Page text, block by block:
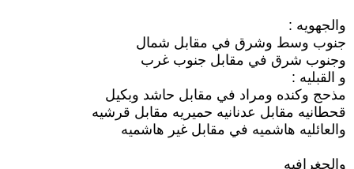
والجهويه :
جنوب وسط وشرق في مقابل شمال
وجنوب شرق في مقابل جنوب غرب
و القبليه :
مذحج وكنده ومراد في مقابل حاشد وبكيل
قحطانيه مقابل عدنانيه حميريه مقابل قرشيه
والعائليه هاشميه في مقابل غير هاشميه
والجغرافيه